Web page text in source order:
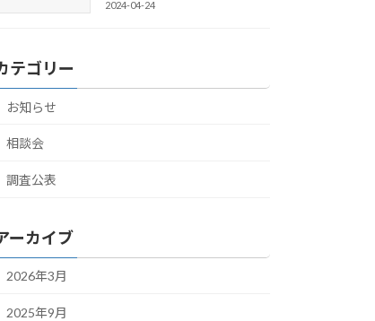
2024-04-24
テゴリー
お知らせ
相談会
調査公表
ーカイブ
2026年3月
2025年9月